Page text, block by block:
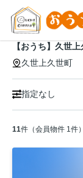
【おうち】久世
久世上久世町
指定なし
11件（会員物件 1件）